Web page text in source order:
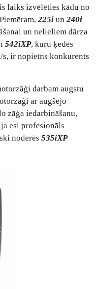
laiks izvēlēties kādu no
225i un 240i
un nelieliem dārza
542iXP, kuru ķēdes
s, ir nopietns konkurents
darbam augstu
ar augšējo
zāģa iedarbināšanu,
esi profesionāls
noderēs 535iXP